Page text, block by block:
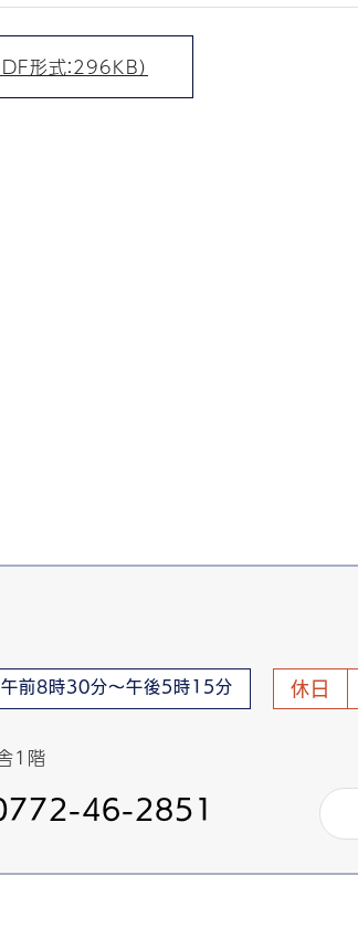
形式：296KB）
午前8時30分～午後5時15分 休日
1階
46-2851